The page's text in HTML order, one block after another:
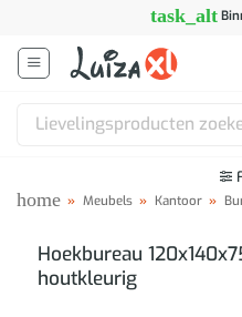
inhoud
task_alt
Zoeken
home » Meubels » Kantoor »
Hoekbureau
houtkleurig